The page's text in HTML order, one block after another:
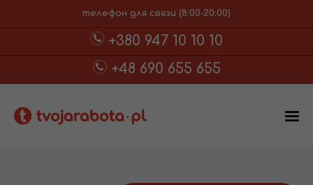
телефон для связи (8:00-20:00)
+380 947 10 10 10
+48 690 655 655